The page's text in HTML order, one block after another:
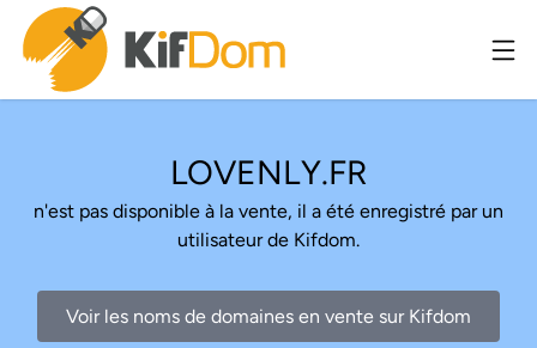
LOVENLY.FR
n'est pas disponible à la vente, il a été enregistré par un
utilisateur de Kifdom.
Voir les noms de domaines en vente sur Kifdom